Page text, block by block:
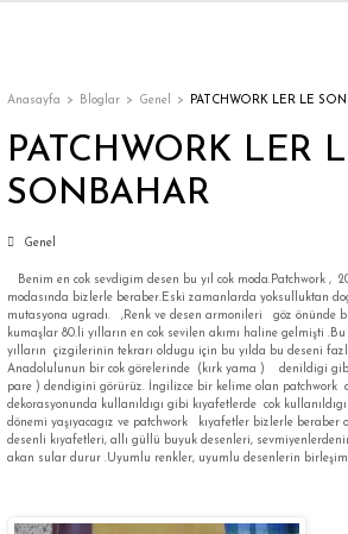
Trençkot
Trençkot
Trençkot
Trençkot
Anasayfa Bloglar Genel PATCHWORK LER LE
PATCHWORK LER
SONBAHAR
Genel
Benim en cok sevdigim desen bu yıl cok moda.Patchwork ,
modasında bizlerle beraber.Eski zamanlarda yoksulluktan
mutasyona ugradı. ,Renk ve desen armonileri göz önünde
kumaşlar 80.li yılların en cok sevilen akımı haline gelmişti
yılların çizgilerinin tekrarı oldugu için bu yılda bu deseni
Anadolulunun bir cok görelerinde (kırk yama ) denildigi
pare ) dendigini görürüz. İngilizce bir kelime olan patchwork
dekorasyonunda kullanıldıgı gibi kıyafetlerde cok
dönemi yaşıyacagız ve patchwork kıyafetler bizlerle beraber
desenli kıyafetleri, allı güllü buyuk desenleri,
akan sular durur .Uyumlu renkler, uyumlu desenlerin